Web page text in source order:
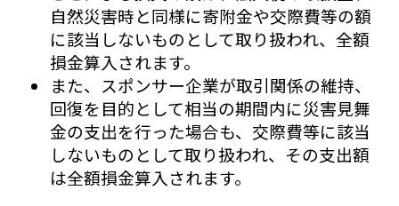
自然災害時と同様に寄附金や交際費等の額
に該当しないものとして取り扱われ、全額
損金算入されます。
また、スポンサー企業が取引関係の維持、
回復を目的として相当の期間内に災害見舞
金の支出を行った場合も、交際費等に該当
しないものとして取り扱われ、その支出額
は全額損金算入されます。